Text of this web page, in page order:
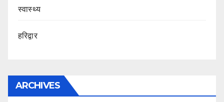
स्वास्थ्य
हरिद्वार
ARCHIVES